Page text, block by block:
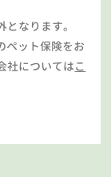
なります。
ペット保険をお
社についてはこ